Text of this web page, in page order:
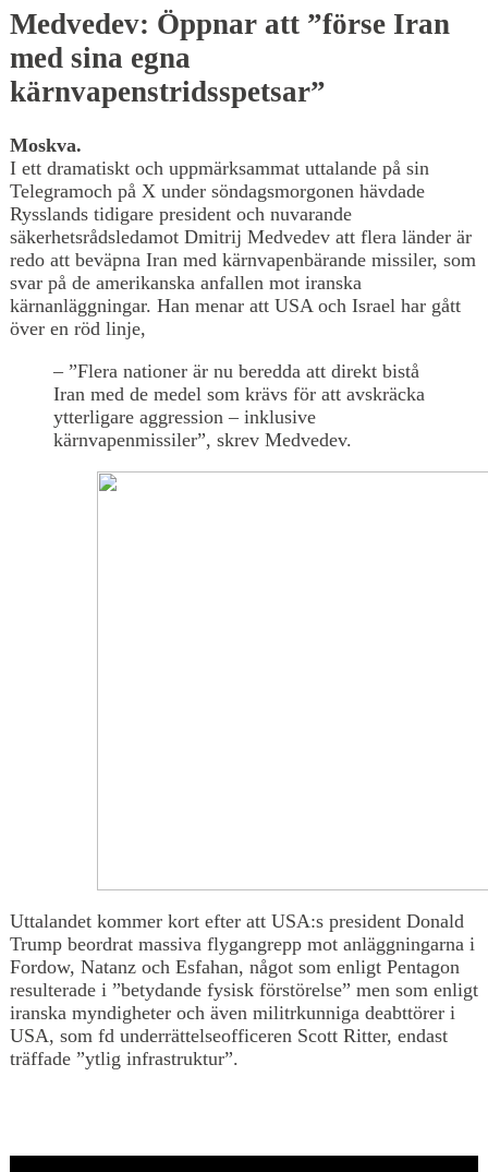
Medvedev: Öppnar att ”förse Iran
med sina egna
kärnvapenstridsspetsar”
Moskva.
I ett dramatiskt och uppmärksammat uttalande på sin
Telegramoch på X under söndagsmorgonen hävdade
Rysslands tidigare president och nuvarande
säkerhetsrådsledamot Dmitrij Medvedev att flera länder är
redo att beväpna Iran med kärnvapenbärande missiler, som
svar på de amerikanska anfallen mot iranska
kärnanläggningar. Han menar att USA och Israel har gått
över en röd linje,
– ”Flera nationer är nu beredda att direkt bistå
Iran med de medel som krävs för att avskräcka
ytterligare aggression – inklusive
kärnvapenmissiler”, skrev Medvedev.
Uttalandet kommer kort efter att USA:s president Donald
Trump beordrat massiva flygangrepp mot anläggningarna i
Fordow, Natanz och Esfahan, något som enligt Pentagon
resulterade i ”betydande fysisk förstörelse” men som enligt
iranska myndigheter och även militrkunniga deabttörer i
USA, som fd underrättelseofficeren Scott Ritter, endast
träffade ”ytlig infrastruktur”.